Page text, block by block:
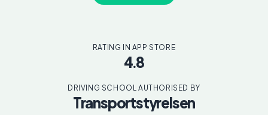
RATING IN APP STORE
4.8
DRIVING SCHOOL AUTHORISED BY
Transportstyrelsen